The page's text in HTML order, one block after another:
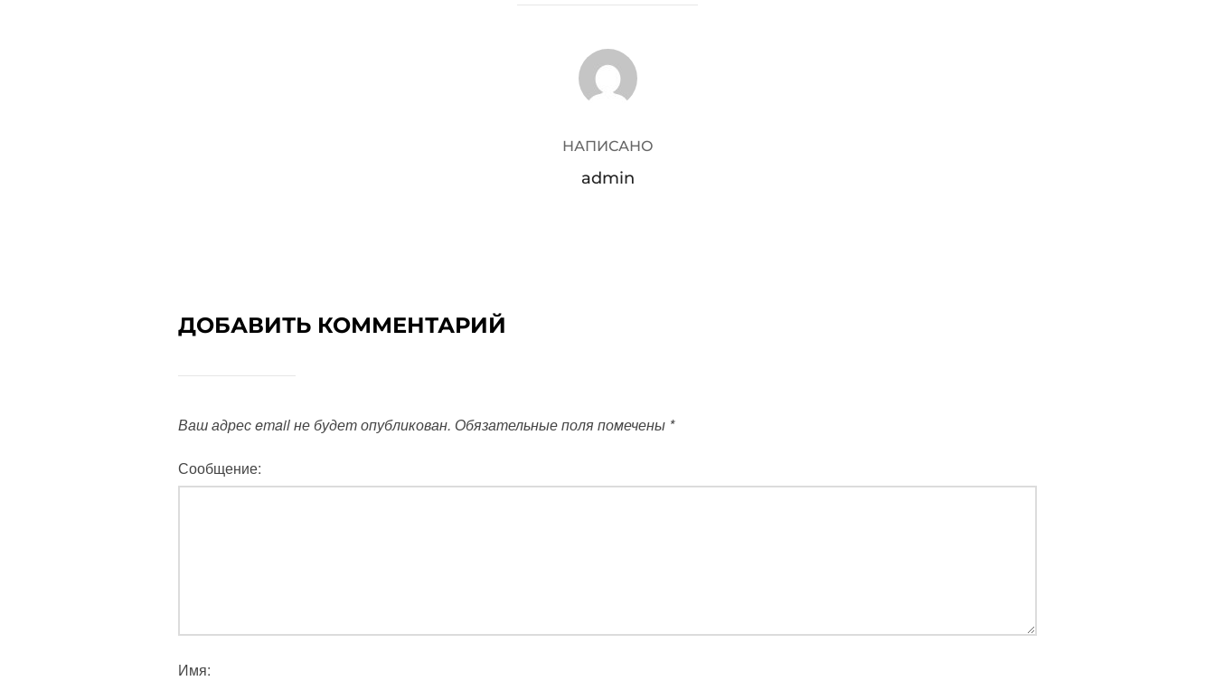
АВТОР ЗАПИСИ
НАПИСАНО
admin
ДОБАВИТЬ КОММЕНТАРИЙ
Ваш адрес email не будет опубликован. Обязательные поля помечены *
Сообщение:
Имя: